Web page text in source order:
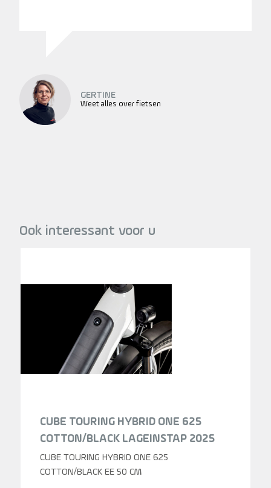
GERTINE
Weet alles over fietsen
Ook interessant voor u
CUBE TOURING HYBRID ONE 625
COTTON/BLACK LAGEINSTAP 2025
CUBE TOURING HYBRID ONE 625
COTTON/BLACK EE 50 CM